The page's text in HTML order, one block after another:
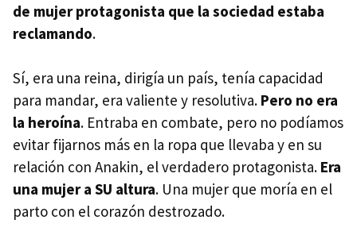
de mujer protagonista que la sociedad estaba
reclamando.
Sí, era una reina, dirigía un país, tenía capacidad
para mandar, era valiente y resolutiva. Pero no era
la heroína. Entraba en combate, pero no podíamos
evitar fijarnos más en la ropa que llevaba y en su
relación con Anakin, el verdadero protagonista. Era
una mujer a SU altura. Una mujer que moría en el
parto con el corazón destrozado.